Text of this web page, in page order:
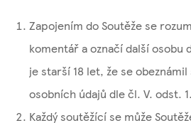
Zapojením do Soutěže se
komentář a označí další osobu
je starší 18 let, že se
osobních údajů dle čl. V. odst. 1.
Každý soutěžící se může